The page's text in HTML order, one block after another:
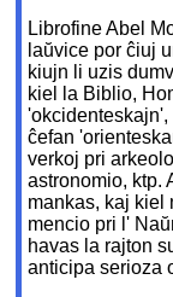
Librofine Abel
laŭvice por ĉiuj
kiujn li uzis
kiel la Biblio,
ĉefan
verkoj pri
astronomio, ktp.
mankas, kaj kiel
mencio pri l'
havas la rajton
anticipa serioza